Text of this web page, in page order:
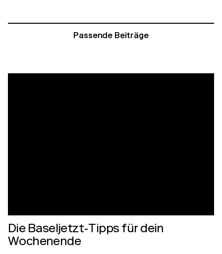
Passende Beiträge
Die Baseljetzt-Tipps für dein
Wochenende